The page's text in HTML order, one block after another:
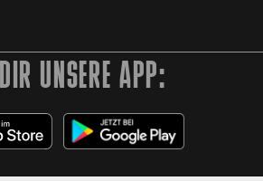
UNSERE APP: